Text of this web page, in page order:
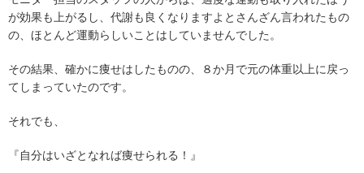
が効果も上がるし、代謝も良くなりますよとさんざん言われたもの
の、ほとんど運動らしいことはしていませんでした。
その結果、確かに痩せはしたものの、８か月で元の体重以上に戻っ
てしまっていたのです。
それでも、
『自分はいざとなれば痩せられる！』